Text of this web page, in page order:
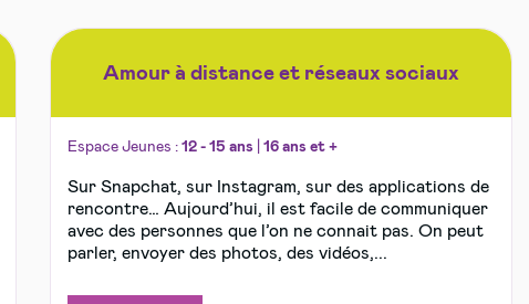
Amour à distance et réseaux sociaux
Espace Jeunes : 12 - 15 ans 16 ans et +
Sur Snapchat, sur Instagram, sur des applications de
rencontre… Aujourd’hui, il est facile de communiquer
avec des personnes que l’on ne connait pas. On peut
parler, envoyer des photos, des vidéos,...